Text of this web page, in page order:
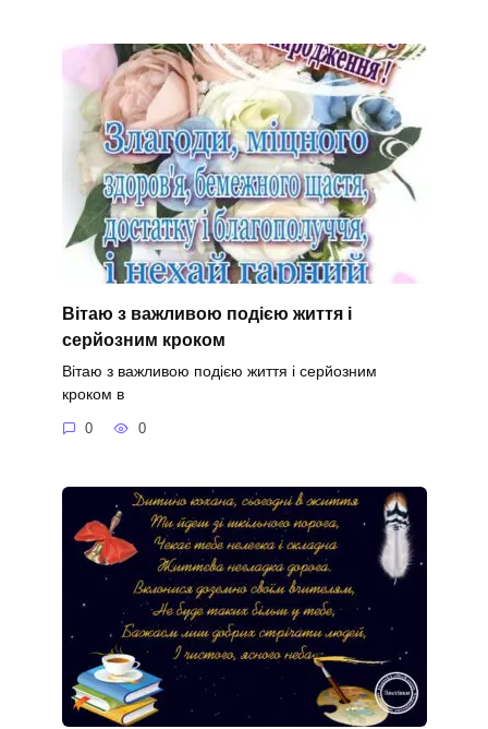
Вітаю з важливою подією життя і
серйозним кроком
Вітаю з важливою подією життя і серйозним
кроком в
0 0